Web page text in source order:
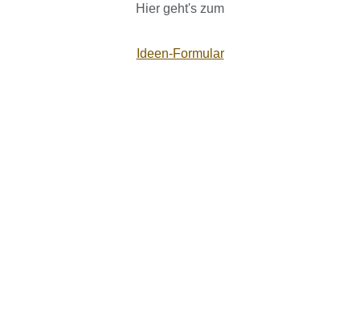
Hier geht's zum
Ideen-Formular